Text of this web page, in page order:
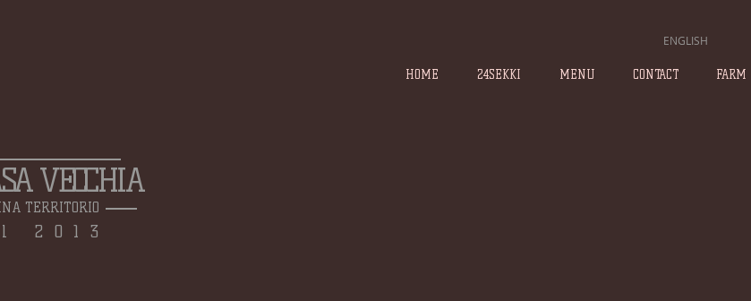
HOME 24SEKKI MENU CONTACT FARM
VECCHIA
TERRITORIO
2013
ENGLISH